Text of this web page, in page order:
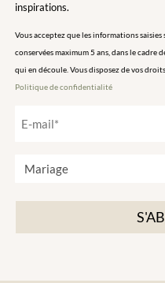
inspirations.
Vous acceptez que les informations
conservées maximum 5 ans, dans le
qui en découle. Vous disposez de vos
Politique de confidentialité
l
d